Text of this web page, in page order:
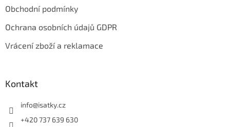
Obchodní podmínky
Ochrana osobních údajů GDPR
Vrácení zboží a reklamace
Kontakt
info@isatky.cz
+420 737 639 630